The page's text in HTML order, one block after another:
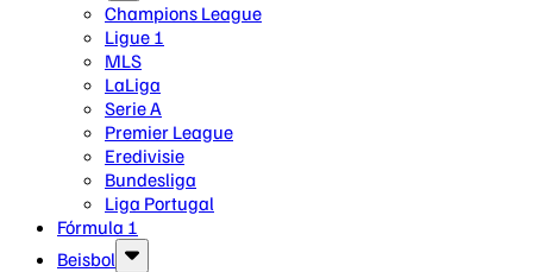
Champions League
Ligue 1
MLS
LaLiga
Serie A
Premier League
Eredivisie
Bundesliga
Liga Portugal
Fórmula 1
Beisbol